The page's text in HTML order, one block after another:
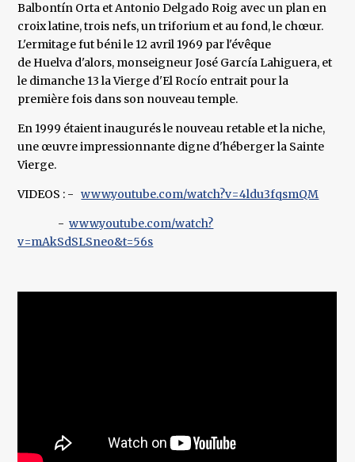
Balbontín Orta et Antonio Delgado Roig avec un plan en
croix latine, trois nefs, un triforium et au fond, le chœur.
L'ermitage fut béni le 12 avril 1969 par l'évêque
de Huelva d'alors, monseigneur José García Lahiguera, et
le dimanche 13 la Vierge d'El Rocío entrait pour la
première fois dans son nouveau temple.
En 1999 étaient inaugurés le nouveau retable et la niche,
une œuvre impressionnante digne d'héberger la Sainte
Vierge.
VIDEOS : -www.youtube.com/watch?v=4ldu3fqsmQM
-www.youtube.com/watch?
v=mAkSdSLSneo&t=56s